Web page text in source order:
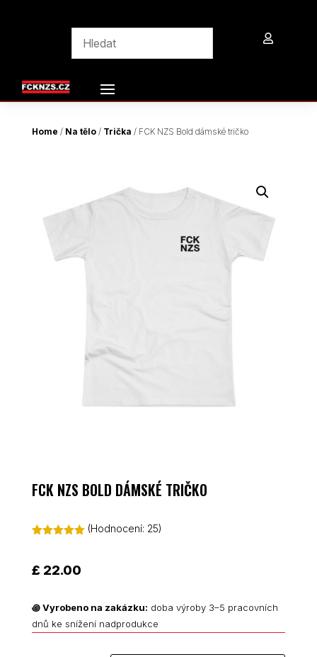

Home / Na tělo/ Trička / FCK NZS Bold dámské tričko
FCK NZS BOLD DÁMSKÉ TRIČKO
základě
hodnocení
(Hodnocení: 25)
£ 22.00
꩜Vyrobeno na zakázku: doba výroby 3–5 pracovních
dnů ke snížení nadprodukce